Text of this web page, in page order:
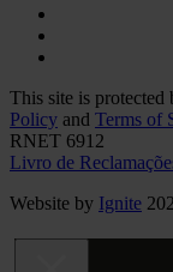
This site is
Policy and Terms of
RNET 6912
Livro de
Website by Ignite